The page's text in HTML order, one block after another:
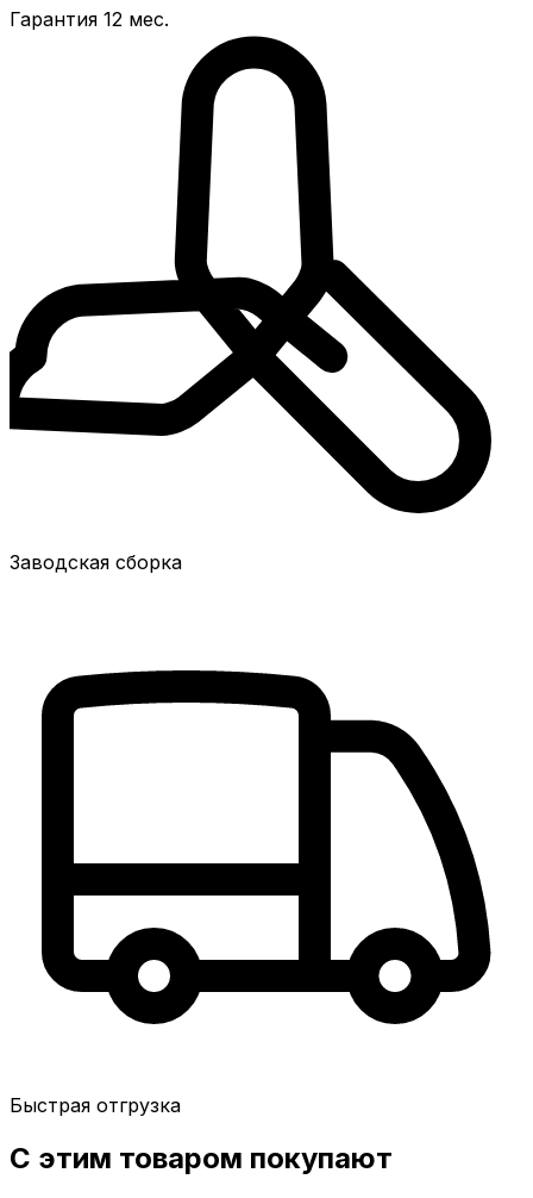
Гарантия 12 мес.
Заводская сборка
Быстрая отгрузка
С этим товаром покупают